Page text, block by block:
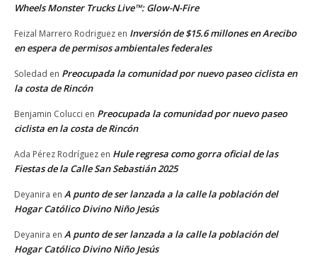
Wheels Monster Trucks Live™: Glow-N-Fire
Feizal Marrero Rodriguez en Inversión de $15.6 millones en Arecibo
en espera de permisos ambientales federales
Soledad en Preocupada la comunidad por nuevo paseo ciclista en
la costa de Rincón
Benjamin Colucci en Preocupada la comunidad por nuevo paseo
ciclista en la costa de Rincón
Ada Pérez Rodríguez en Hule regresa como gorra oficial de las
Fiestas de la Calle San Sebastián 2025
Deyanira en A punto de ser lanzada a la calle la población del
Hogar Católico Divino Niño Jesús
Deyanira en A punto de ser lanzada a la calle la población del
Hogar Católico Divino Niño Jesús